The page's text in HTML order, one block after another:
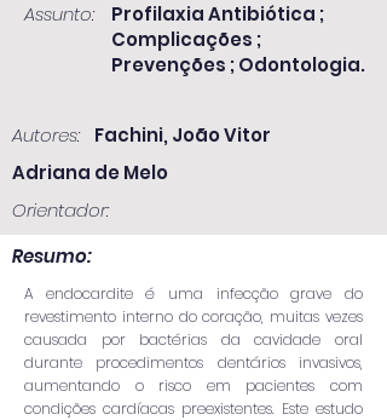
Assunto:
Profilaxia Antibiótica ;
Complicações ;
Prevenções ; Odontologia.
Autores:
Fachini, João Vitor
Adriana de Melo
Orientador:
Resumo:
A endocardite é uma infecção grave do
revestimento interno do coração, muitas vezes
causada por bactérias da cavidade oral
durante procedimentos dentários invasivos,
aumentando o risco em pacientes com
condições cardíacas preexistentes. Este estudo